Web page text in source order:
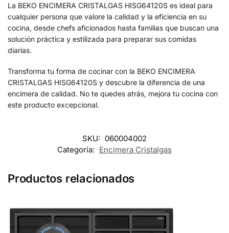
La BEKO ENCIMERA CRISTALGAS HISG64120S es ideal para
cualquier persona que valore la calidad y la eficiencia en su
cocina, desde chefs aficionados hasta familias que buscan una
solución práctica y estilizada para preparar sus comidas
diarias.
Transforma tu forma de cocinar con la BEKO ENCIMERA
CRISTALGAS HISG64120S y descubre la diferencia de una
encimera de calidad. No te quedes atrás, mejora tu cocina con
este producto excepcional.
SKU: 060004002
Categoría: Encimera Cristalgas
Productos relacionados